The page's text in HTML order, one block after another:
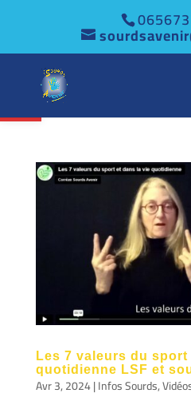
Ouvrir la barre d’outils
Les 7 valeurs du
quotidienne LSF et
Avr 3, 2024|Infos Sourds,